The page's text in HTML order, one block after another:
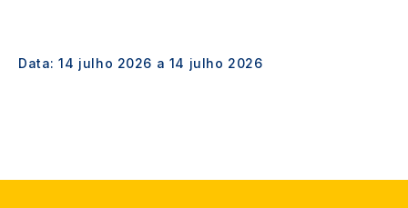
Data:14 julho 2026 a 14 julho 2026